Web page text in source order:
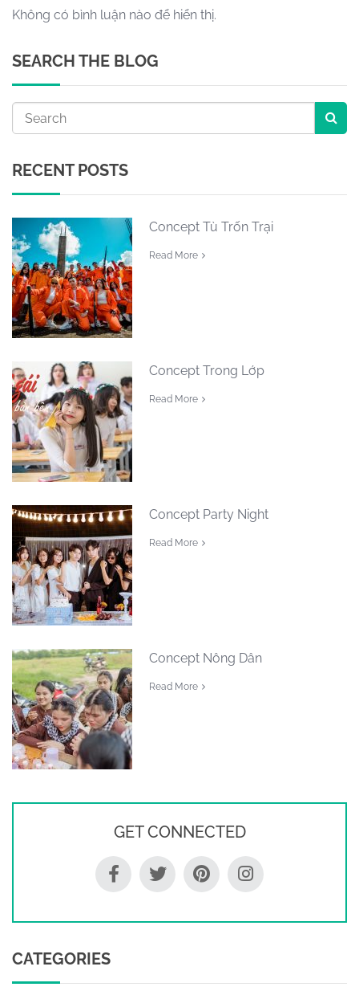
Không có bình luận nào để hiển thị.
SEARCH THE BLOG
RECENT POSTS
Concept Tù Trốn Trại
Read More
Concept Trong Lớp
Read More
Concept Party Night
Read More
Concept Nông Dân
Read More
GET CONNECTED
CATEGORIES